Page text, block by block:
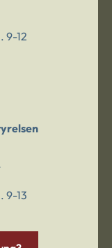
9-12
9-13